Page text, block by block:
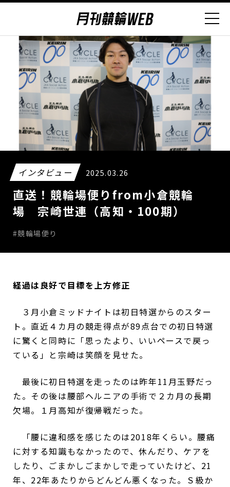
インタビュー 2025.03.26
直送！競輪場便りfrom小倉競輪
場 宗崎世連（高知・100期）
#競輪場便り
経過は良好で目標を上方修正
３月小倉ミッドナイトは初日特選からのスター
ト。直近４カ月の競走得点が89点台での初日特選
に驚くと同時に「思ったより、いいペースで戻っ
ている」と宗崎は笑顔を見せた。
最後に初日特選を走ったのは昨年11月玉野だっ
た。その後は腰部ヘルニアの手術で２カ月の長期
欠場。１月高知が復帰戦だった。
「腰に違和感を感じたのは2018年くらい。腰痛
に対する知識もなかったので、休んだり、ケアを
したり、ごまかしごまかしで走っていたけど、21
年、22年あたりからどんどん悪くなった。Ｓ級か